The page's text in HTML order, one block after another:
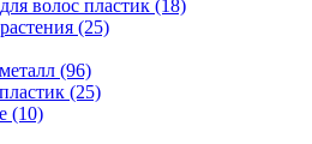
волос пластик (18)
(25)
(96)
(25)
(10)